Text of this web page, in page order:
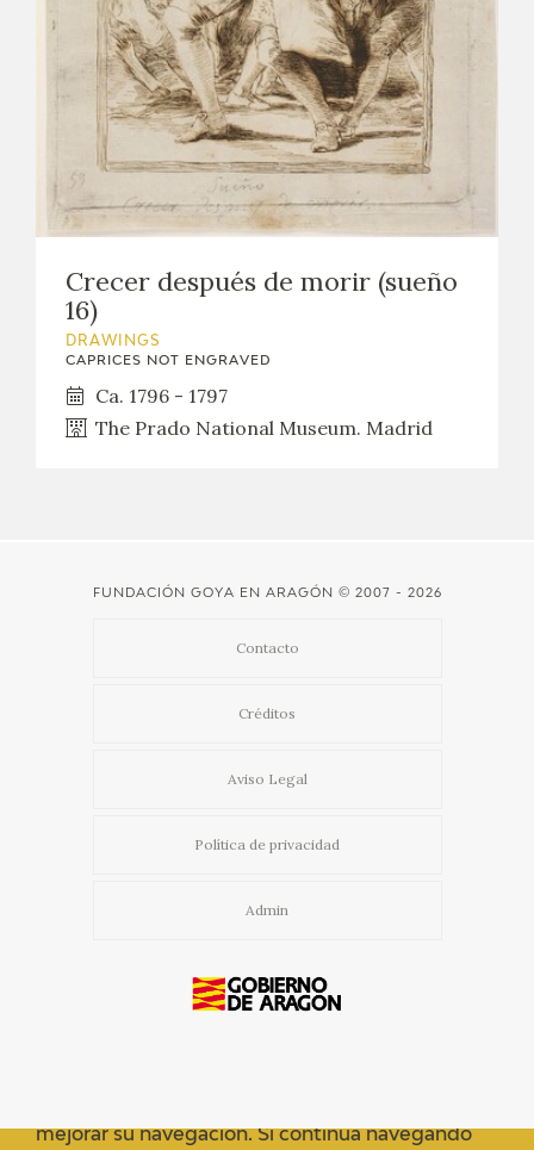
ONLINE SHOP
RECURSOS EDUCATIVOS
ARASAACCrecer después de morir (sueño
16)
DRAWINGS
CAPRICES NOT ENGRAVED
Ca. 1796 - 1797
The Prado National Museum. Madrid
FUNDACIÓN GOYA EN ARAGÓN © 2007 - 2026
Contacto
Créditos
Aviso Legal
Política de privacidad
Admin
mejorar su navegación. Si continua navegando